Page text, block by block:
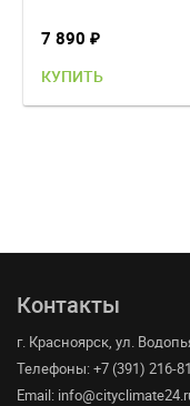
7 890 ₽
КУПИТЬ
Контакты
г. Красноярск, ул.
Телефоны: +7 (391) 216-
Email: